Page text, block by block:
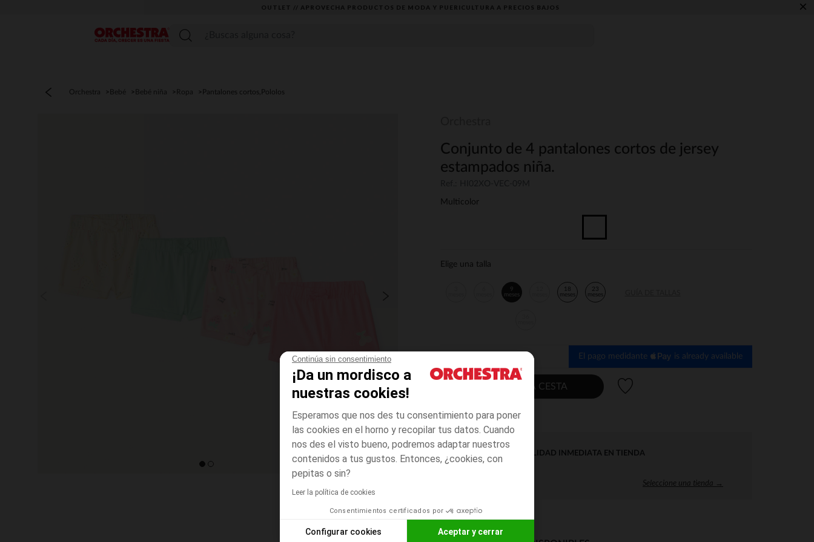
Continúa sin consentimiento
¡Da un mordisco a
nuestras cookies!
Esperamos que nos des tu consentimiento para poner
las cookies en el horno y recopilar tus datos. Cuando
nos des el visto bueno, podremos adaptar nuestros
contenidos a tus gustos. Entonces, ¿cookies, con
pepitas o sin?
Leer la política de cookies
Consentimientos certificados por
Configurar cookies Aceptar y cerrar
OUTLET // APROVECHA PRODUCTOS DE MODA Y PUERICULTURA A PRECIOS BAJOS ×
Menú
Orchestra Bebé Bebé niña Ropa Pantalones cortos,Pololos
Conjunto de 4 pantalones cortos de jersey
estampados niña.
Multicolor
Elige una talla
9
meses
18
meses
23
meses
El pago medidante is already available
AÑADIR A LA CESTA
DISPONIBILIDAD INMEDIATA EN TIENDA
Seleccione una tienda →